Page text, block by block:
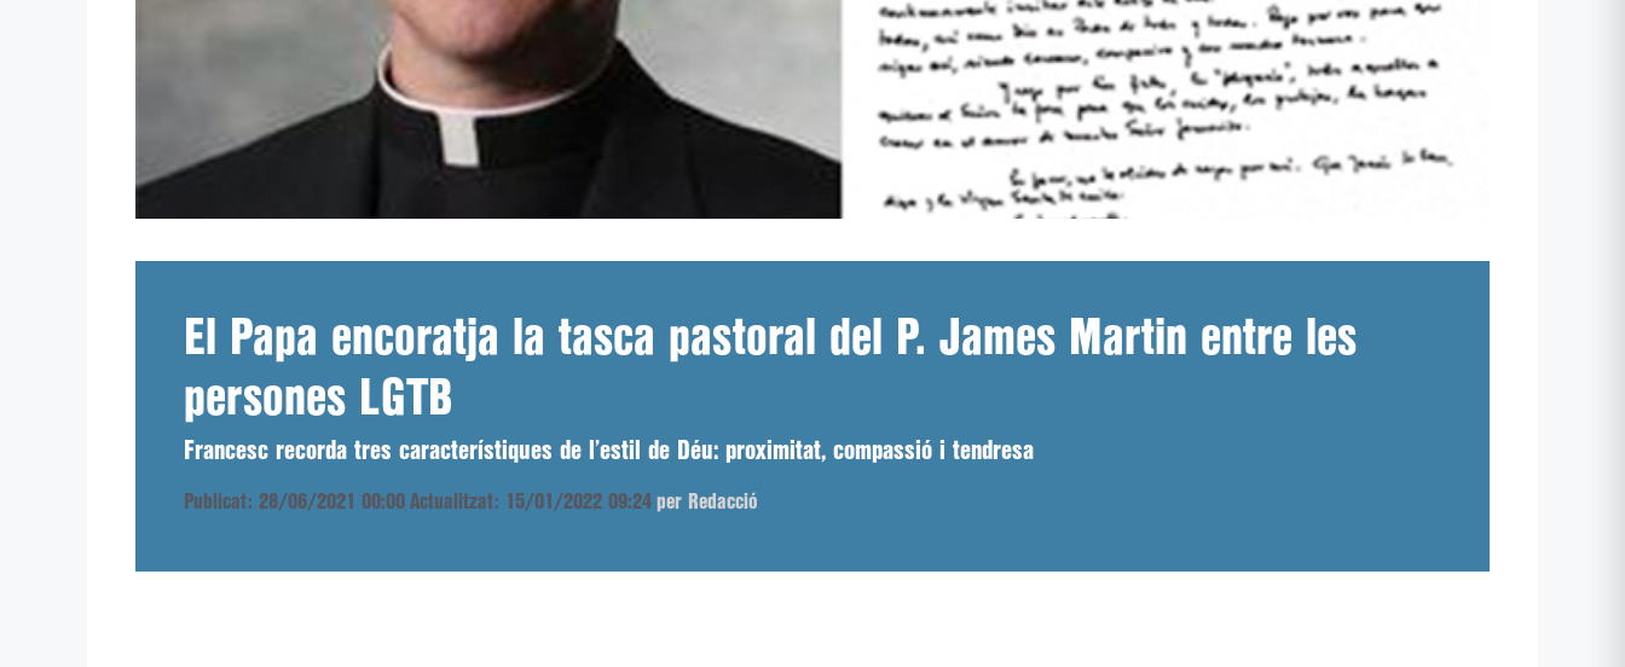
El Papa encoratja la tasca pastoral del P. James Martin entre les
persones LGTB
Francesc recorda tres característiques de l’estil de Déu: proximitat, compassió i tendresa
Publicat: 28/06/2021 00:00 Actualitzat: 15/01/2022 09:24 per Redacció